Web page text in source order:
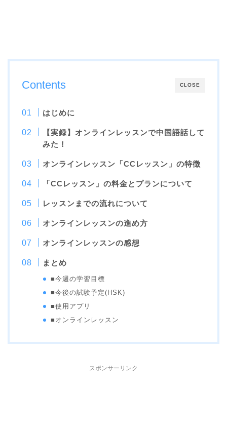
CLOSE
Contents
はじめに
【実録】オンラインレッスンで中国語話して
みた！
オンラインレッスン「CCレッスン」の特徴
「CCレッスン」の料金とプランについて
レッスンまでの流れについて
オンラインレッスンの進め方
オンラインレッスンの感想
まとめ
■今週の学習目標
■今後の試験予定(HSK)
■使用アプリ
■オンラインレッスン
スポンサーリンク